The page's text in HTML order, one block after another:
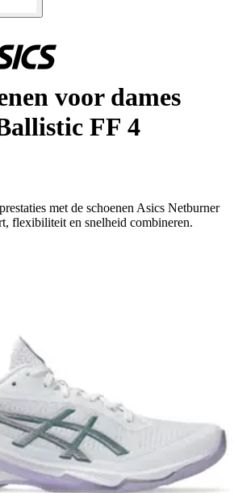
voor dames
FF 4
met de schoenen Asics Netburner
flexibiliteit en snelheid combineren.